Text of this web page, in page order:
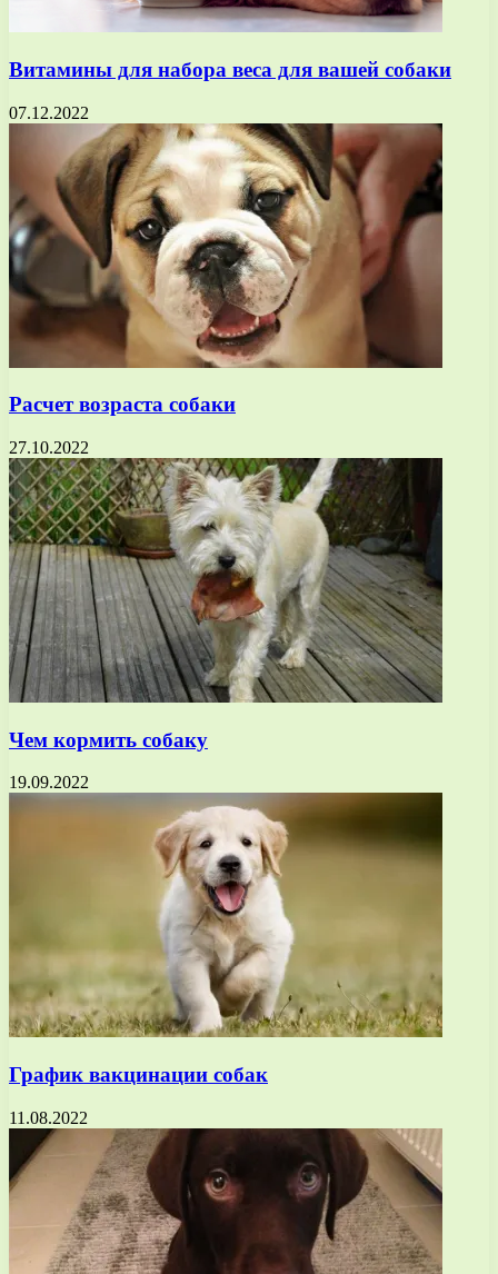
Витамины для набора веса для вашей собаки
07.12.2022
Расчет возраста собаки
27.10.2022
Чем кормить собаку
19.09.2022
График вакцинации собак
11.08.2022